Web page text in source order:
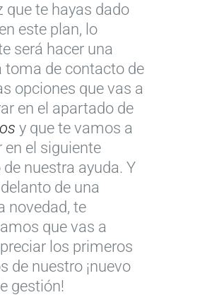
que te hayas dado
este plan, lo
será hacer una
toma de contacto de
opciones que vas a
en el apartado de
y que te vamos a
en el siguiente
nuestra ayuda. Y
de una
novedad, te
que vas a
los primeros
de nuestro ¡nuevo
gestión!